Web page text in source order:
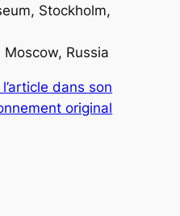
Stockholm,
Russia
dans son
original